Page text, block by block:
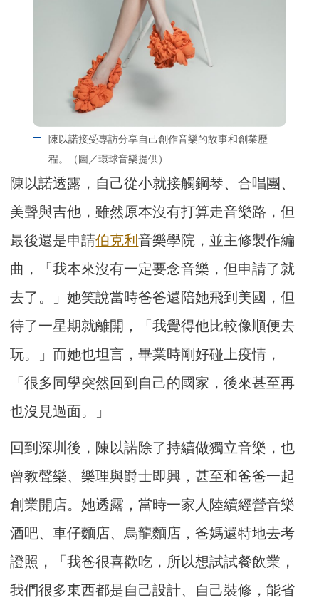
陳以諾接受專訪分享自己創作音樂的故事和創業歷
程。（圖／環球音樂提供）
陳以諾透露，自己從小就接觸鋼琴、合唱團、
美聲與吉他，雖然原本沒有打算走音樂路，但
最後還是申請伯克利音樂學院，並主修製作編
曲，「我本來沒有一定要念音樂，但申請了就
去了。」她笑說當時爸爸還陪她飛到美國，但
待了一星期就離開，「我覺得他比較像順便去
玩。」而她也坦言，畢業時剛好碰上疫情，
「很多同學突然回到自己的國家，後來甚至再
也沒見過面。」
回到深圳後，陳以諾除了持續做獨立音樂，也
曾教聲樂、樂理與爵士即興，甚至和爸爸一起
創業開店。她透露，當時一家人陸續經營音樂
酒吧、車仔麵店、烏龍麵店，爸媽還特地去考
證照，「我爸很喜歡吃，所以想試試餐飲業，
我們很多東西都是自己設計、自己裝修，能省